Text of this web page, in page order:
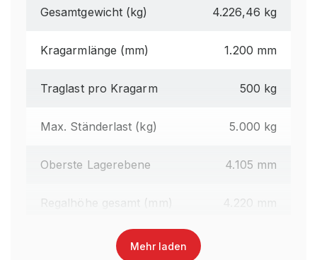
Gesamtgewicht (kg) 4.226,46 kg
Kragarmlänge (mm) 1.200 mm
Traglast pro Kragarm 500 kg
Max. Ständerlast (kg) 5.000 kg
Oberste Lagerebene 4.105 mm
Regalhöhe gesamt (mm) 4.220 mm
Oberfläche KragarmeMehr laden